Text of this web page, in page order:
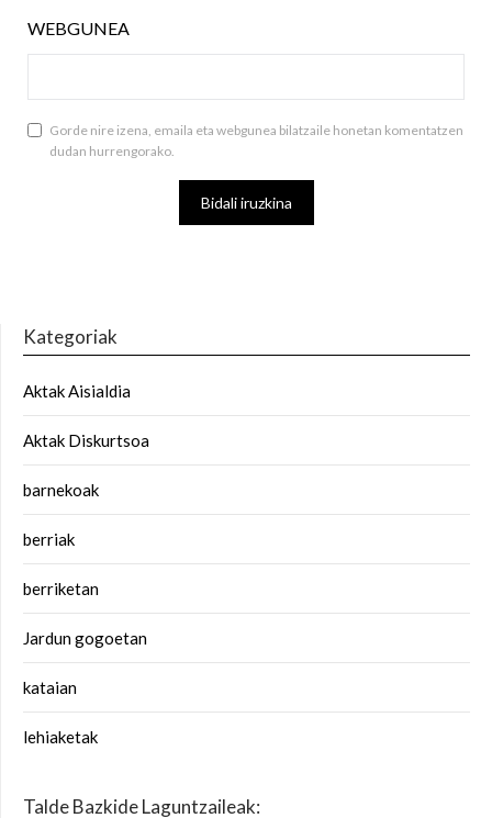
WEBGUNEA
Gorde nire izena, emaila eta webgunea bilatzaile honetan komentatzen
dudan hurrengorako.
Kategoriak
Aktak Aisialdia
Aktak Diskurtsoa
barnekoak
berriak
berriketan
Jardun gogoetan
kataian
lehiaketak
Talde Bazkide Laguntzaileak: